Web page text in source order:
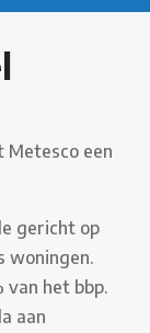
Metesco een
gericht op
woningen.
het bbp.
aan